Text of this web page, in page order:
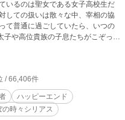
いるのは聖女である女子高校生だ
しての扱いは散々な中、宰相の協
て普通に過ごしていたら、いつの
子や高位貴族の子息たちがこぞって
からみんなの悩みごとの相談に
好かれるようになる。 そし
混乱の事態に！
/ 66,406件
ハッピーエンド
の時々シリアス